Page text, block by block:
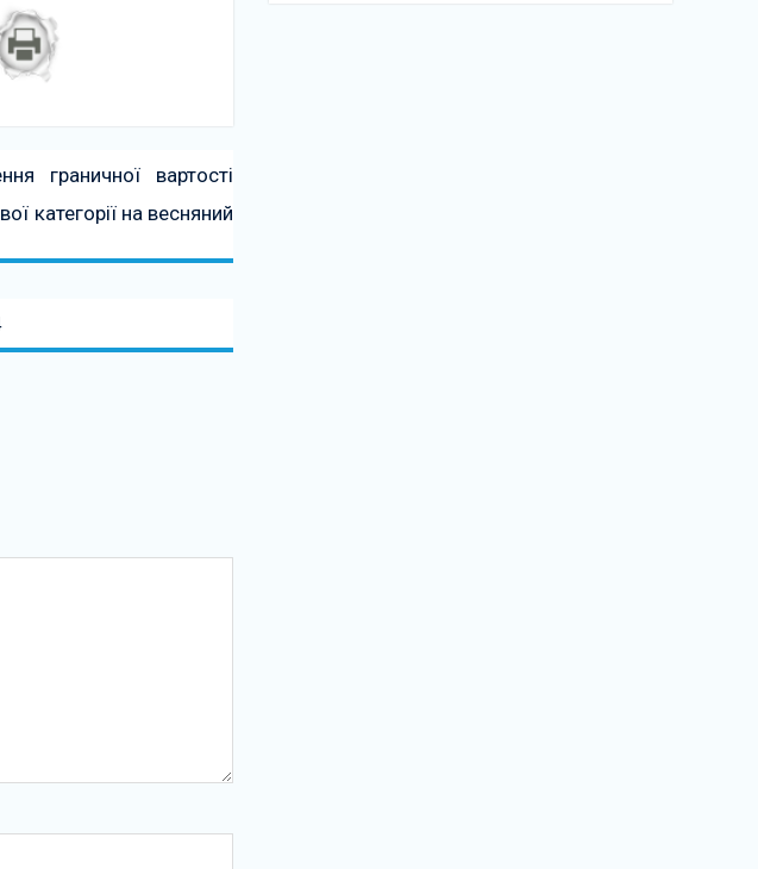
граничної вартості
категорії на весняний